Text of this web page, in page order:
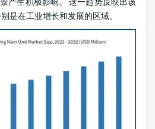
是在工业增长和发展的区域。